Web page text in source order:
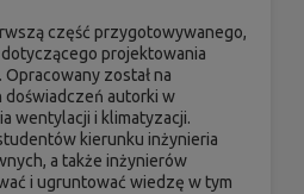
część przygotowywanego,
projektowania
został na
autorki w
wentylacji i klimatyzacji.
kierunku inżynieria
a także inżynierów
i ugruntować wiedzę w tym